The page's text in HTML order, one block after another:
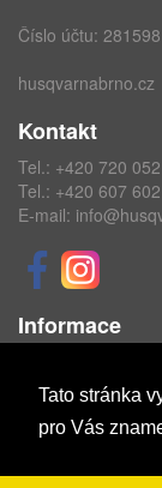
Tato stránka
pro Vás
Číslo účtu:
husqvarnabrno.cz
Kontakt
Tel.: +420 720
Tel.: +420 607
E-mail:
Informace
Ochrana